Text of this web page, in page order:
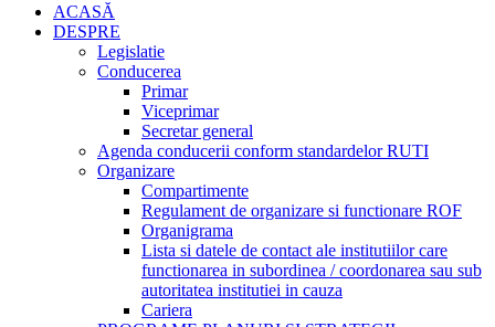
ACASĂ
DESPRE
Legislatie
Conducerea
Primar
Viceprimar
Secretar general
Agenda conducerii conform standardelor RUTI
Organizare
Compartimente
Regulament de organizare si functionare ROF
Organigrama
Lista si datele de contact ale institutiilor care
functionarea in subordinea / coordonarea sau sub
autoritatea institutiei in cauza
Cariera